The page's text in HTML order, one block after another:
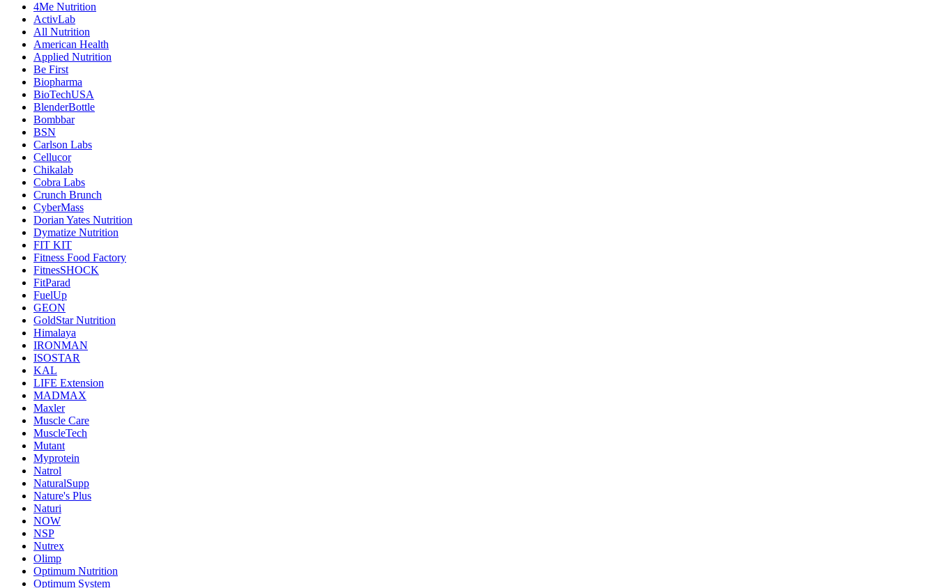
4Me Nutrition
ActivLab
All Nutrition
American Health
Applied Nutrition
Be First
Biopharma
BioTechUSA
BlenderBottle
Bombbar
BSN
Carlson Labs
Cellucor
Chikalab
Cobra Labs
Crunch Brunch
CyberMass
Dorian Yates Nutrition
Dymatize Nutrition
FIT KIT
Fitness Food Factory
FitnesSHOCK
FitParad
FuelUp
GEON
GoldStar Nutrition
Himalaya
IRONMAN
ISOSTAR
KAL
LIFE Extension
MADMAX
Maxler
Muscle Care
MuscleTech
Mutant
Myprotein
Natrol
NaturalSupp
Nature's Plus
Naturi
NOW
NSP
Nutrex
Olimp
Optimum Nutrition
Optimum System